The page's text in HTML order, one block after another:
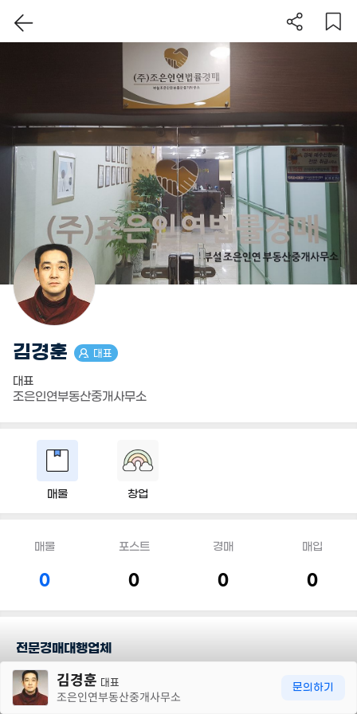
김경훈 대표
대표
조은인연부동산중개사무소
매물 창업
매물
0
포스트
0
경매
0
매입
0
전문경매대행업체
어떤 지역에 어떤 물건이든 입찰대행이 가능한 경매전문업체로서 고
객의 필요에 최선을 다하겠습니다.
김경훈 대표
조은인연부동산중개사무소
문의하기